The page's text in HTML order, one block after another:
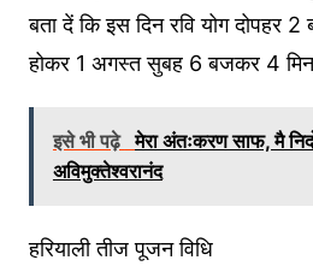
बता दें कि इस दिन रवि योग
होकर 1 अगस्त सुबह 6 बजकर 4
इसे भी पढ़े मेरा अंतःकरण साफ, मै
अविमुक्तेश्वरानंद
हरियाली तीज पूजन विधि